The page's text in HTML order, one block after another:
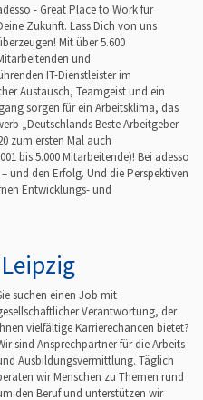
- Great Place to Work für
Zukunft. Lass Dich von uns
Mit über 5.600
und
IT-Dienstleister im
Austausch, Teamgeist und ein
sorgen für ein Arbeitsklima, das
„Deutschlands Beste Arbeitgeber
zum ersten Mal auch
bis 5.000 Mitarbeitende)! Bei adesso
und den Erfolg. Und die Perspektiven
Entwicklungs- und
suchen einen Job mit
Verantwortung, der
vielfältige Karrierechancen bietet?
sind Ansprechpartner für die Arbeits-
Ausbildungsvermittlung. Täglich
wir Menschen zu Themen rund
den Beruf und unterstützen wir